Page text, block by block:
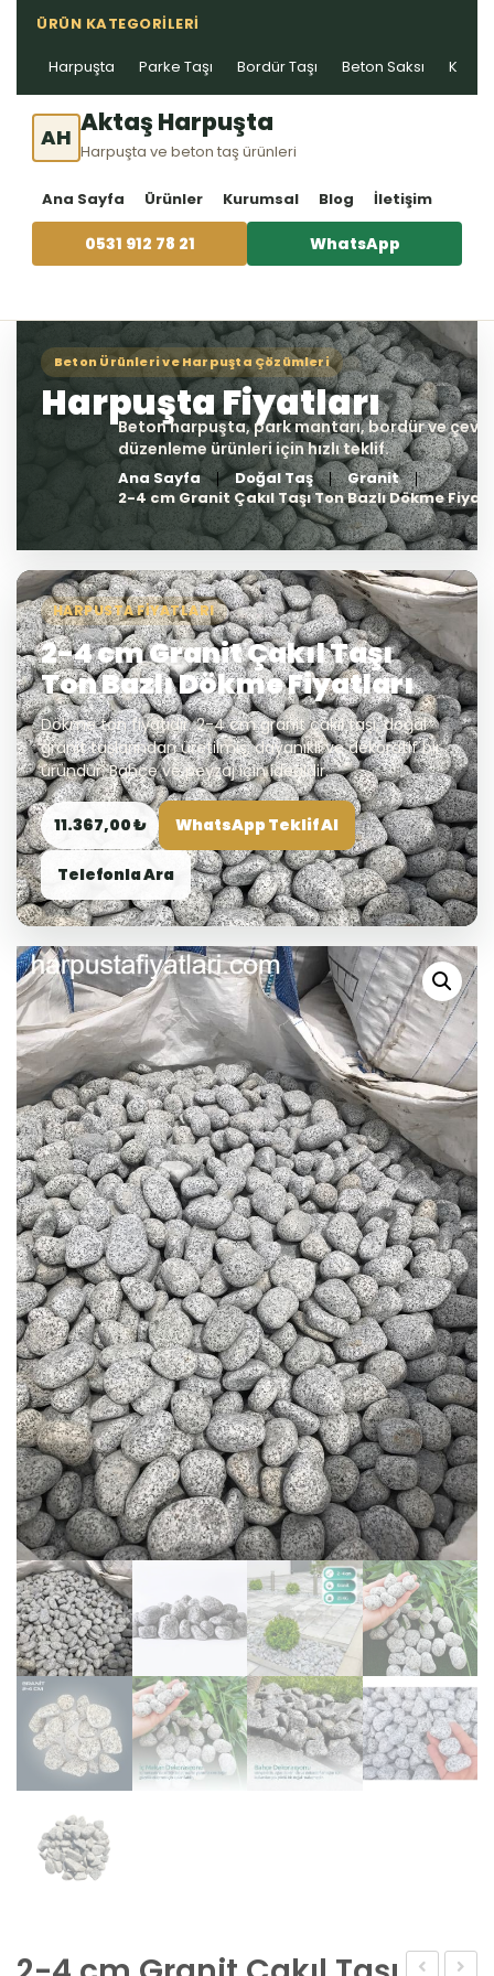
ÜRÜN KATEGORILERI
Harpuşta Parke Taşı Bordür Taşı Beton Saksı Kablo
AH Aktaş Harpuşta
Harpuşta ve beton taş ürünleri
Ana Sayfa Ürünler Kurumsal Blog İletişim
0531 912 78 21 WhatsApp
Ana Sayfa Doğal Taş
Granit
2-4 cm Granit Çakıl Taşı Ton Bazlı Dökme
HARPUSTA FIYATLARI
2-4 cm Granit Çakıl Taşı
Ton Bazlı Dökme Fiyatları
Dökme ton fiyatıdır. 2-4 cm granit çakıl taşı, doğal
granit taşlarından üretilmiş, dayanıklı ve dekoratif bir
üründür. Bahçe ve peyzaj için idealdir.
11.367,00 ₺ WhatsApp Teklif Al
Telefonla Ara